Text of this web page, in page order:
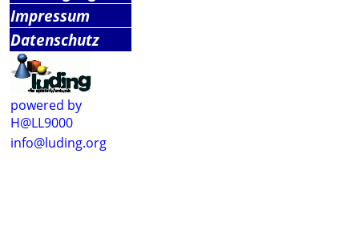
Impressum
Datenschutz
powered by
H@LL9000
info@luding.org